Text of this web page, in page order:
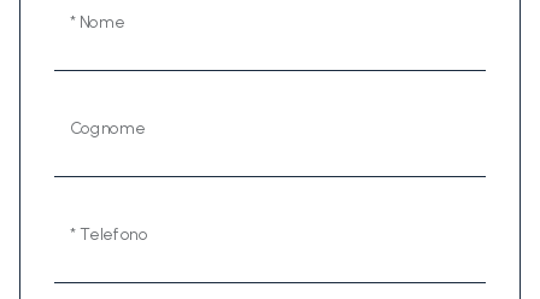
* Nome
Cognome
* Telefono